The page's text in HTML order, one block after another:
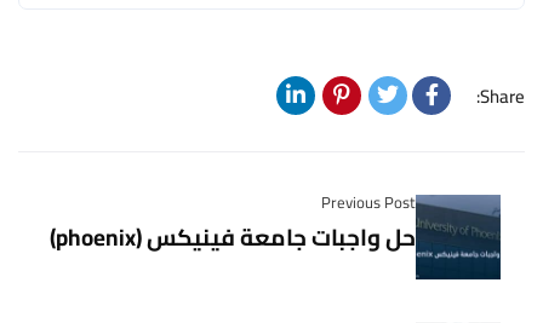
Share:
Previous Post
حل واجبات جامعة فينيكس (phoenix)